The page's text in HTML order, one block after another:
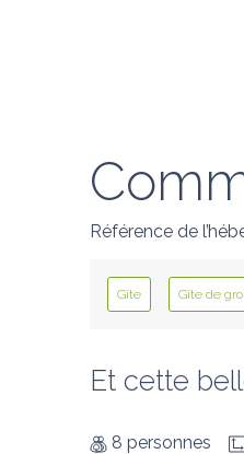
Référence de
Gîte Gîte de
Et cette
8 personnes